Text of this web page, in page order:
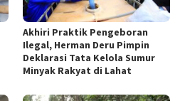
Akhiri Praktik Pengeboran
Ilegal, Herman Deru Pimpin
Deklarasi Tata Kelola Sumur
Minyak Rakyat di Lahat